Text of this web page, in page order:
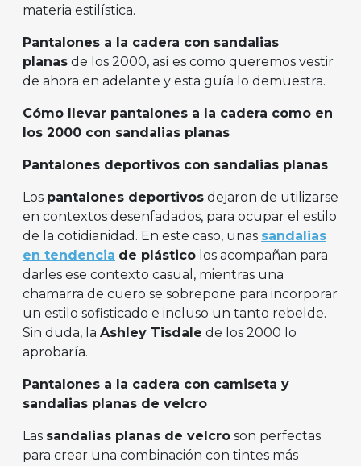
materia estilística.
Pantalones a la cadera con sandalias
planas de los 2000, así es como queremos vestir
de ahora en adelante y esta guía lo demuestra.
Cómo llevar pantalones a la cadera como en
los 2000 con sandalias planas
Pantalones deportivos con sandalias planas
Los pantalones deportivos dejaron de utilizarse
en contextos desenfadados, para ocupar el estilo
de la cotidianidad. En este caso, unas sandalias
en tendencia de plástico los acompañan para
darles ese contexto casual, mientras una
chamarra de cuero se sobrepone para incorporar
un estilo sofisticado e incluso un tanto rebelde.
Sin duda, la Ashley Tisdale de los 2000 lo
aprobaría.
Pantalones a la cadera con camiseta y
sandalias planas de velcro
Las sandalias planas de velcro son perfectas
para crear una combinación con tintes más